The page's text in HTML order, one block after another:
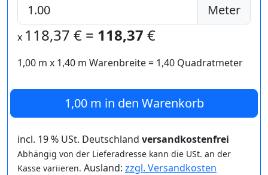
Meter
x 118,37 € = 118,37 €
1,00 m x 1,40 m Warenbreite = 1,40 Quadratmeter
1,00 m in den Warenkorb
incl. 19 % USt. Deutschland versandkostenfrei
Abhängig von der Lieferadresse kann die USt. an der
Kasse variieren. Ausland: zzgl. Versandkosten